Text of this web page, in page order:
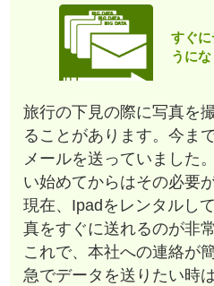
すぐ
うにな
旅行の下見の際に写真を
ることがあります。今ま
メールを送っていました
い始めてからはその必要
現在、Ipadをレンタルし
真をすぐに送れるのが非
これで、本社への連絡が
急でデータを送りたい時